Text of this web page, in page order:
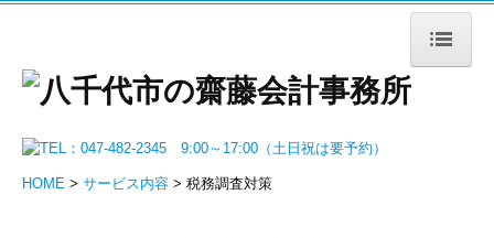
HOME
事務所紹介
所長紹介
HOME > サービス内容 > 税務調査対策